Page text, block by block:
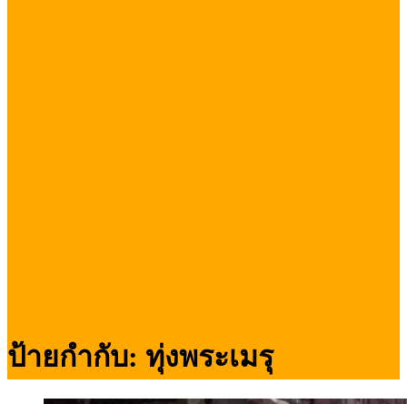
ป้ายกำกับ: ทุ่งพระเมรุ